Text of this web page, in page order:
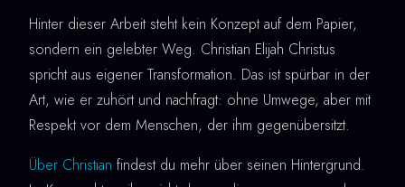
Hinter dieser Arbeit steht kein Konzept auf dem Papier,
sondern ein gelebter Weg. Christian Elijah Christus
spricht aus eigener Transformation. Das ist spürbar in der
Art, wie er zuhört und nachfragt: ohne Umwege, aber mit
Respekt vor dem Menschen, der ihm gegenübersitzt.
Über Christian findest du mehr über seinen Hintergrund.